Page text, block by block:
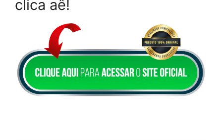
clica aê!